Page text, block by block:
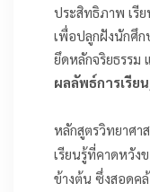
ประสิทธิภาพ เรี
เพื่อปลูกฝังนักศึก
ยึดหลักจริยธรรม
ผลลัพธ์การเรีย
หลักสูตรวิทยาศา
เรียนรู้ที่คาดหวัง
ข้างต้น ซึ่งสอดค